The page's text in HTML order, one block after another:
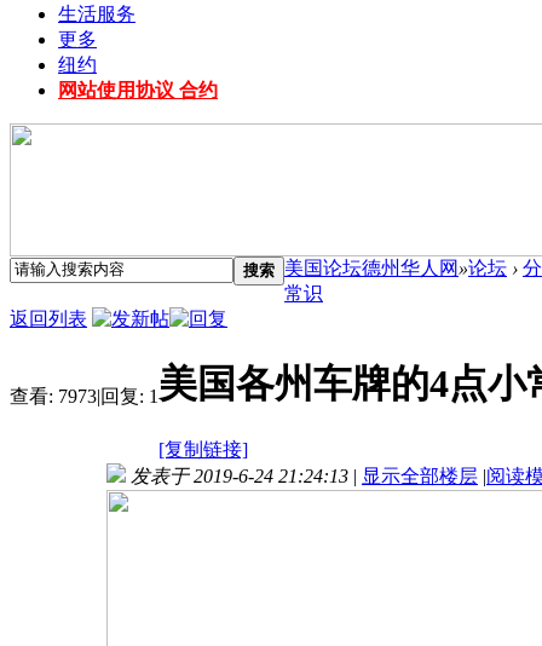
生活服务
更多
纽约
网站使用协议 合约
搜索 美国论坛德州华人网 »论坛 ›
常识
返回列表
查看: 7973|回复: 1 美国各州车牌的4点小
[复制链接]
发表于 2019-6-24 21:24:13 | 显示全部楼层 |阅读